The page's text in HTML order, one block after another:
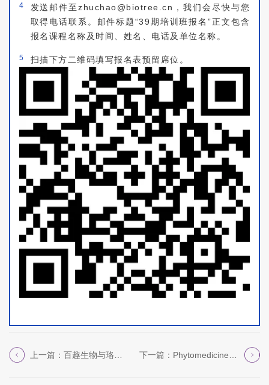
4
发送邮件至zhuchao@biotree.cn，我们会尽快与您
取得电话联系。邮件标题“39期培训班报名”正文包含
报名课程名称及时间、姓名、电话及单位名称。
5 扫描下方二维码填写报名表预留席位。